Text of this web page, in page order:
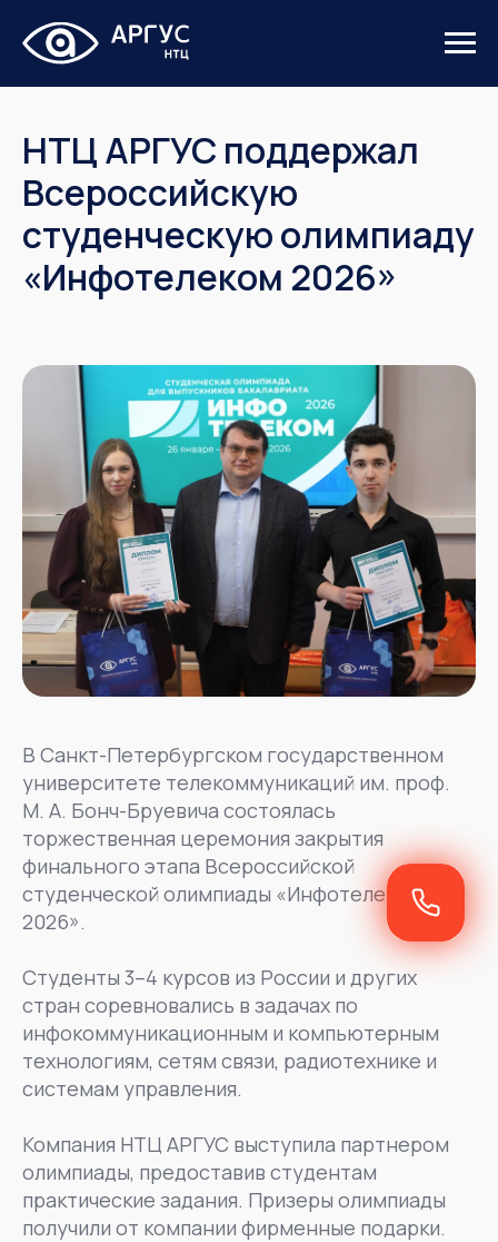
НТЦ АРГУС поддержал
Всероссийскую
студенческую олимпиаду
«Инфотелеком 2026»
В Санкт-Петербургском государственном
университете телекоммуникаций им. проф.
М. А. Бонч-Бруевича состоялась
торжественная церемония закрытия
финального этапа Всероссийской
студенческой олимпиады «Инфотелеком
2026».
Студенты 3–4 курсов из России и других
стран соревновались в задачах по
инфокоммуникационным и компьютерным
технологиям, сетям связи, радиотехнике и
системам управления.
Компания НТЦ АРГУС выступила партнером
олимпиады, предоставив студентам
практические задания. Призеры олимпиады
получили от компании фирменные подарки.